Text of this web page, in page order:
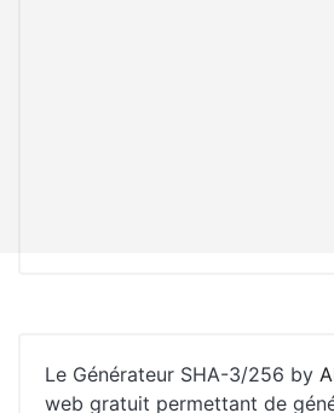
Le Générateur SHA-3/256 by
web gratuit permettant de